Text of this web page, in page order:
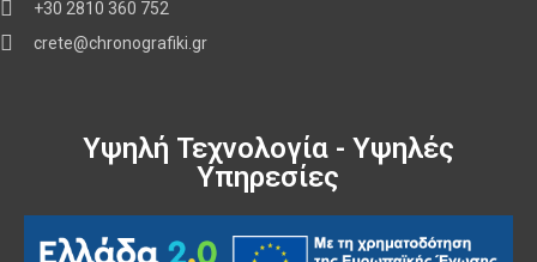
+30 2810 360 752
crete@chronografiki.gr
Υψηλή Τεχνολογία - Υψηλές
Υπηρεσίες